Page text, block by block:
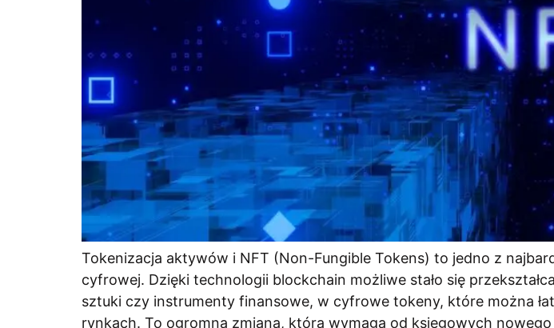
Tokenizacja aktywów i NFT (Non-Fungible Tokens) to jedno z
cyfrowej. Dzięki technologii blockchain możliwe stało się
sztuki czy instrumenty finansowe, w cyfrowe tokeny, które można
rynkach. To ogromna zmiana, która wymaga od księgowych